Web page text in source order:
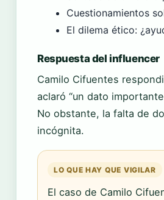
Cuestionamientos
El dilema ético:
Respuesta del influencer
Camilo Cifuentes
aclaró “un dato
No obstante, la falta de
incógnita.
LO QUE HAY QUE VIGILAR
El caso de Camilo